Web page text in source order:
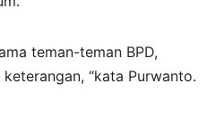
teman-teman BPD,
“kata Purwanto.